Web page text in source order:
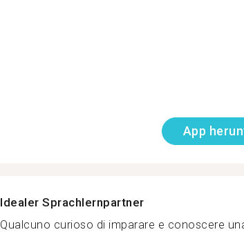
App
Idealer Sprachlernpartner
Qualcuno curioso di imparare e conoscere